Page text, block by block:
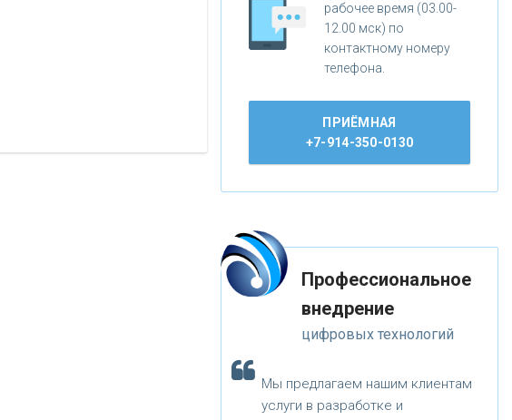
рабочее время (03.00-
12.00 мск) по
контактному номеру
телефона.
ПРИЁМНАЯ
+7-914-350-0130
Профессиональное
внедрение
цифровых технологий
Мы предлагаем нашим клиентам
услуги в разработке и